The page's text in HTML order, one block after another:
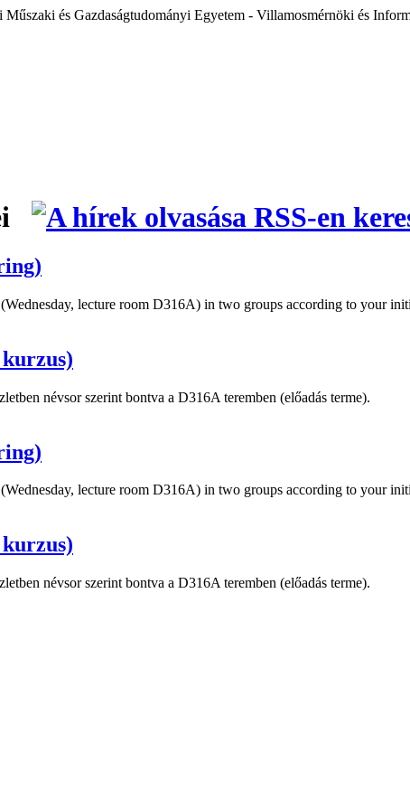
Műszaki és Gazdaságtudományi Egyetem - Villamosmérnöki és
lecture room D316A) in two groups according to your
névsor szerint bontva a D316A teremben (előadás terme).
lecture room D316A) in two groups according to your
névsor szerint bontva a D316A teremben (előadás terme).